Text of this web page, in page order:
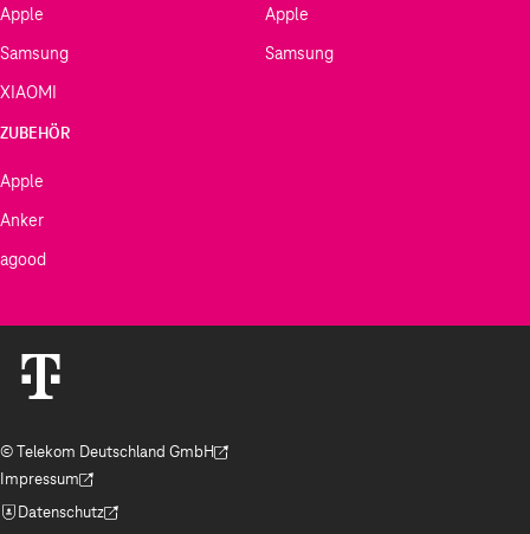
Apple
Samsung
XIAOMI
Apple
Samsung
ZUBEHÖR
Apple
Anker
agood
© Telekom Deutschland GmbH
(Der Link wird in einem neuen Tab geöffnet)
Impressum
(Der Link wird in einem neuen Tab geöffnet)
Datenschutz
(Der Link wird in einem neuen Tab geöffnet)